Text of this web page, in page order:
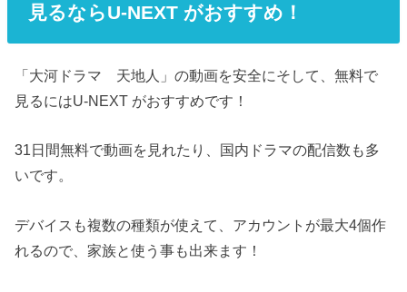
見るならU-NEXT がおすすめ！
「大河ドラマ 天地人」の動画を安全にそして、無料で
見るにはU-NEXT がおすすめです！
31日間無料で動画を見れたり、国内ドラマの配信数も多
いです。
デバイスも複数の種類が使えて、アカウントが最大4個作
れるので、家族と使う事も出来ます！